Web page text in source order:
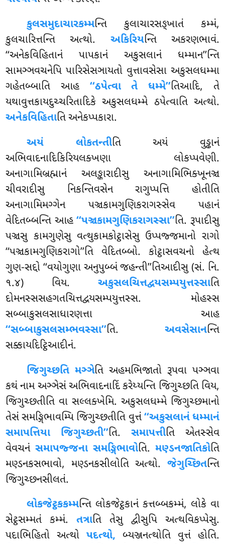
કુલસમુદાચારકમ્મન્તિ કુલાચારસઙ્ખાતં કમ્મં,
કુલચારિત્તન્તિ અત્થો. અકિરિયન્તિ અકરણભાવં.
‘‘અનેકવિહિતાનં પાપકાનં અકુસલાનં ધમ્માન’’ન્તિ
સામઞ્ઞવચનેપિ પારિસેસઞાયતો વુત્તાવસેસા અકુસલધમ્મા
ગહેતબ્બાતિ આહ ‘‘ઠપેત્વા તે ધમ્મે’’તિઆદિ, તે
યથાવુત્તકાયદુચ્ચરિતાદિકે અકુસલધમ્મે ઠપેત્વાતિ અત્થો.
અનેકવિહિતાતિ અનેકપ્પકારા.
અયં લોકતન્તીતિ અયં વુડ્ઢાનં
અભિવાદનાદિકિરિયલક્ખણા લોકપ્પવેણી.
અનાગામિબ્રહ્માનં અલઙ્કારાદીસુ અનાગામિભિક્ખૂનઞ્ચ
ચીવરાદીસુ નિકન્તિવસેન રાગુપ્પત્તિ હોતીતિ
અનાગામિમગ્ગેન પઞ્ચકામગુણિકરાગસ્સેવ પહાનં
વેદિતબ્બન્તિ આહ‘‘પઞ્ચકામગુણિકરાગસ્સા’’તિ. રૂપાદીસુ
પઞ્ચસુ કામગુણેસુ વત્થુકામકોટ્ઠાસેસુ ઉપ્પજ્જમાનો રાગો
‘‘પઞ્ચકામગુણિકરાગો’’તિ વેદિતબ્બો. કોટ્ઠાસવચનો હેત્થ
ગુણ-સદ્દો ‘‘વયોગુણા અનુપુબ્બં જહન્તી’’તિઆદીસુ (સં. નિ.
૧.૪) વિય. અકુસલચિત્તદ્વયસમ્પયુત્તસ્સાતિ
દોમનસ્સસહગતચિત્તદ્વયસમ્પયુત્તસ્સ. મોહસ્સ
સબ્બાકુસલસાધારણત્તા આહ
‘‘સબ્બાકુસલસમ્ભવસ્સા’’તિ. અવસેસાનન્તિ
સક્કાયદિટ્ઠિઆદીનં.
જિગુચ્છતિ મઞ્ઞેતિ અહમભિજાતો રૂપવા પઞ્ઞવા
કથં નામ અઞ્ઞેસં અભિવાદનાદિં કરેય્યન્તિ જિગુચ્છતિ વિય,
જિગુચ્છતીતિ વા સલ્લક્ખેમિ. અકુસલધમ્મે જિગુચ્છમાનો
તેસં સમઙ્ગિભાવમ્પિ જિગુચ્છતીતિ વુત્તં‘‘અકુસલાનં ધમ્માનં
સમાપત્તિયા જિગુચ્છતી’’તિ. સમાપત્તીતિ એતસ્સેવ
વેવચનંસમાપજ્જના સમઙ્ગિભાવોતિ. મણ્ડનજાતિકોતિ
મણ્ડનકસભાવો, મણ્ડનકસીલોતિ અત્થો. જેગુચ્છિતન્તિ
જિગુચ્છનસીલતં.
લોકજેટ્ઠકકમ્મન્તિ લોકજેટ્ઠકાનં કત્તબ્બકમ્મં, લોકે વા
સેટ્ઠસમ્મતં કમ્મં.તત્રાતિ તેસુ દ્વીસુપિ અત્થવિકપ્પેસુ.
પદાભિહિતો અત્થોપદત્થો, બ્યઞ્જનત્થોતિ વુત્તં હોતિ.